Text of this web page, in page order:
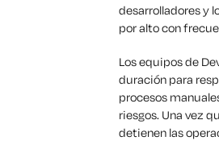
desarrolladores y
por alto con
Los equipos de
duración para
procesos
riesgos. Una vez
detienen las